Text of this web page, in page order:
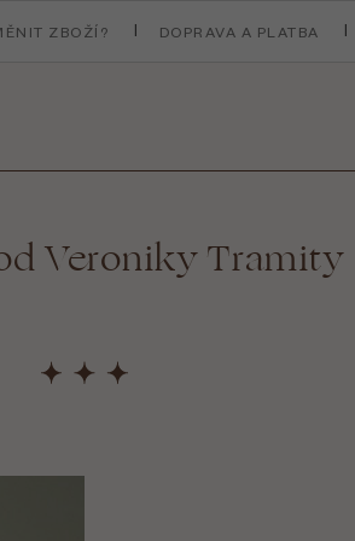
ZBOŽÍ? DOPRAVA A PLATBA
Veroniky Tramity